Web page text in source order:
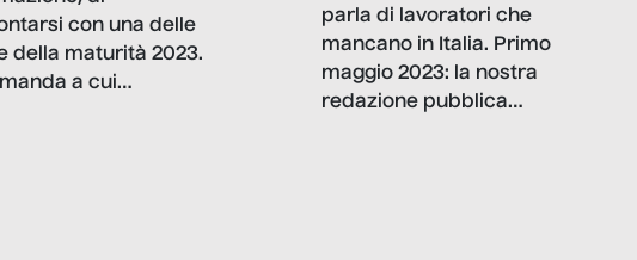
con una delle
della maturità 2023.
a cui
parla di lavoratori che
mancano in Italia. Primo
maggio 2023: la nostra
redazione pubblica